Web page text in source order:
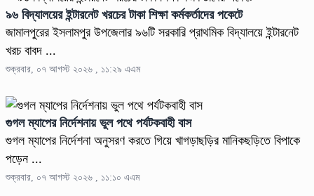
৯৬ বিদ্যালয়ের ইন্টারনেট খরচের টাকা শিক্ষা কর্মকর্তাদের পকেটে
জামালপুরের ইসলামপুর উপজেলার ৯৬টি সরকারি প্রাথমিক বিদ্যালয়ে ইন্টারনেট
খরচ বাবদ ...
শুক্রবার, ০৭ আগস্ট ২০২৬ , ১১:২৯ এএম
গুগল ম্যাপের নির্দেশনায় ভুল পথে পর্যটকবাহী বাস
গুগল ম্যাপের নির্দেশনা অনুসরণ করতে গিয়ে খাগড়াছড়ির মানিকছড়িতে বিপাকে
পড়েন ...
শুক্রবার, ০৭ আগস্ট ২০২৬ , ১১:১০ এএম